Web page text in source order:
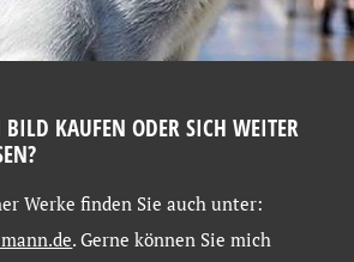
KAUFEN ODER SICH WEITER
Werkefinden Sieauchunter:
. Gernekönnen Siemich